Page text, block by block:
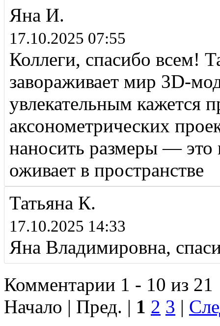
Яна И.
17.10.2025 07:55
Коллеги, спасибо всем!
завораживает мир 3D-
увлекательным кажется
аксонометрических
наносить размеры — это
оживает в пространстве
Татьяна К.
17.10.2025 14:33
Яна Владимировна,
Комментарии 1 - 10 из 21
Начало | Пред. | 1 2 3 |